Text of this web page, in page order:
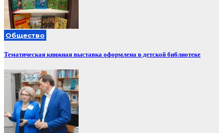
Общество
Тематическая книжная выставка оформлена в детской библиотеке